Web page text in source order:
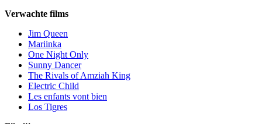
Verwachte films
Jim Queen
Mariinka
One Night Only
Sunny Dancer
The Rivals of Amziah King
Electric Child
Les enfants vont bien
Los Tigres